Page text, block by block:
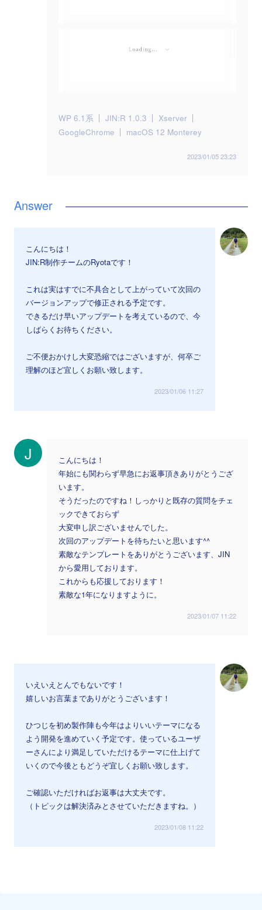
WP 6.1系 JIN:R 1.0.3
Xserver
GoogleChrome
macOS 12 Monterey
2023/01/05 23:23
こんにちは！
JIN:R制作チームのRyotaです！
これは実はすでに不具合として上がっていて次回の
バージョンアップで修正される予定です。
できるだけ早いアップデートを考えているので、今
しばらくお待ちください。
ご不便おかけし大変恐縮ではございますが、何卒ご
理解のほど宜しくお願い致します。
2023/01/06 11:27
J
こんにちは！
年始にも関わらず早急にお返事頂きありがとうござ
います。
そうだったのですね！しっかりと既存の質問をチェ
ックできておらず
大変申し訳ございませんでした。
次回のアップデートを待ちたいと思います^^
素敵なテンプレートをありがとうございます、JIN
から愛用しております。
これからも応援しております！
素敵な1年になりますように。
2023/01/07 11:22
いえいえとんでもないです！
嬉しいお言葉までありがとうございます！
ひつじを初め製作陣も今年はよりいいテーマになる
よう開発を進めていく予定です。使っているユーザ
ーさんにより満足していただけるテーマに仕上げて
いくので今後ともどうぞ宜しくお願い致します。
ご確認いただければお返事は大丈夫です。
（トピックは解決済みとさせていただきますね。）
2023/01/08 11:22